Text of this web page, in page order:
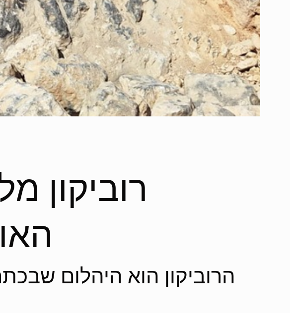
רוביקון
הרוביקון הוא היהלום